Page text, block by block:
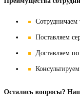
Сотрудничаем
Поставляем
Доставляем
Остались вопросы?